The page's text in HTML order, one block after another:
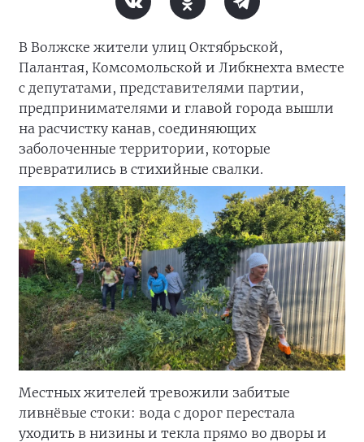
В Волжске жители улиц Октябрьской,
Палантая, Комсомольской и Либкнехта вместе
с депутатами, представителями партии,
предпринимателями и главой города вышли
на расчистку канав, соединяющих
заболоченные территории, которые
превратились в стихийные свалки.
Местных жителей тревожили забитые
ливнёвые стоки: вода с дорог перестала
уходить в низины и текла прямо во дворы и